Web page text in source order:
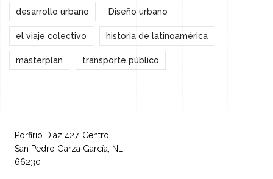
desarrollo urbano Diseño urbano
el viaje colectivo historia de latinoamérica
masterplan transporte público
Porfirio Díaz 427, Centro,
San Pedro Garza García, NL
66230